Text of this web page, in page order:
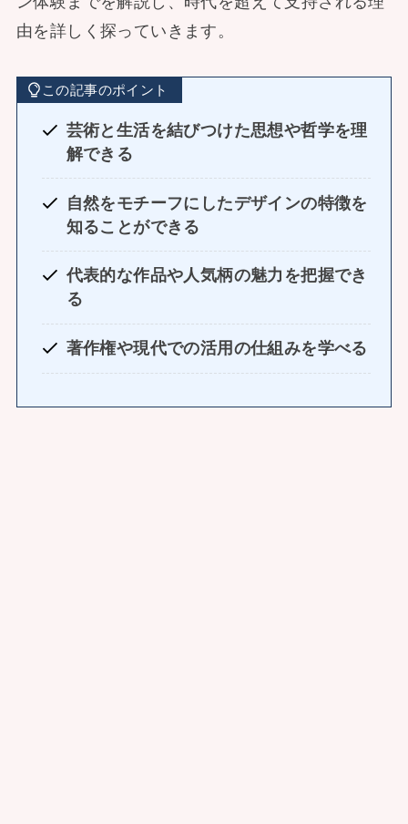
由を詳しく探っていきます。
この記事のポイント
芸術と生活を結びつけた思想や哲学を理
解できる
自然をモチーフにしたデザインの特徴を
知ることができる
代表的な作品や人気柄の魅力を把握でき
る
著作権や現代での活用の仕組みを学べる